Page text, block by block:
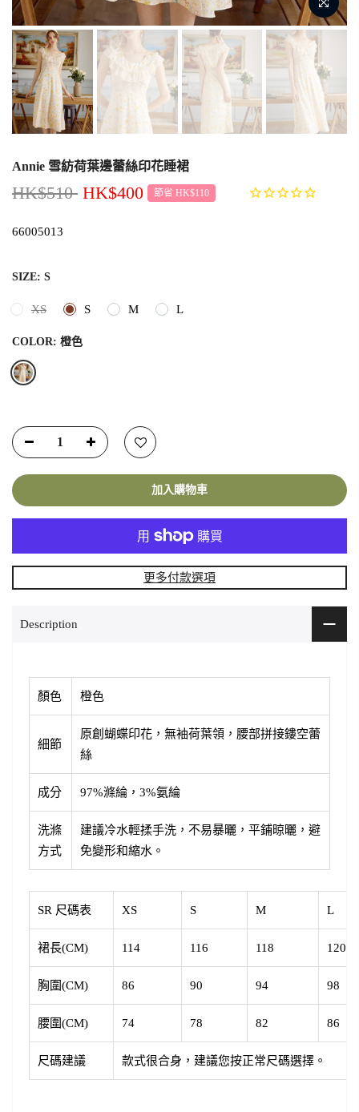
Annie 雪紡荷葉邊蕾絲印花睡裙
HK$510 HK$400 節省 HK$110
66005013
SIZE: S
XS S M L
COLOR: 橙色
加入購物車
更多付款選項
Description
顏色 橙色
細節
原創蝴蝶印花，無袖荷葉領，腰部拼接鏤空蕾
絲
成分 97%滌綸，3%氨綸
洗滌
方式
建議冷水輕揉手洗 ，不易暴曬，平鋪晾曬，避
免變形和縮水。
SR 尺碼表 XS S M L
裙長(CM) 114 116 118 120
胸圍(CM) 86 90 94 98
腰圍(CM) 74 78 82 86
尺碼建議 款式很合身，建議您按正常尺碼選擇。